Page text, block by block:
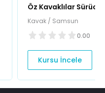
Öz Kavaklılar Sürücü
Kavak / Samsun
0.00
Kursu İncele